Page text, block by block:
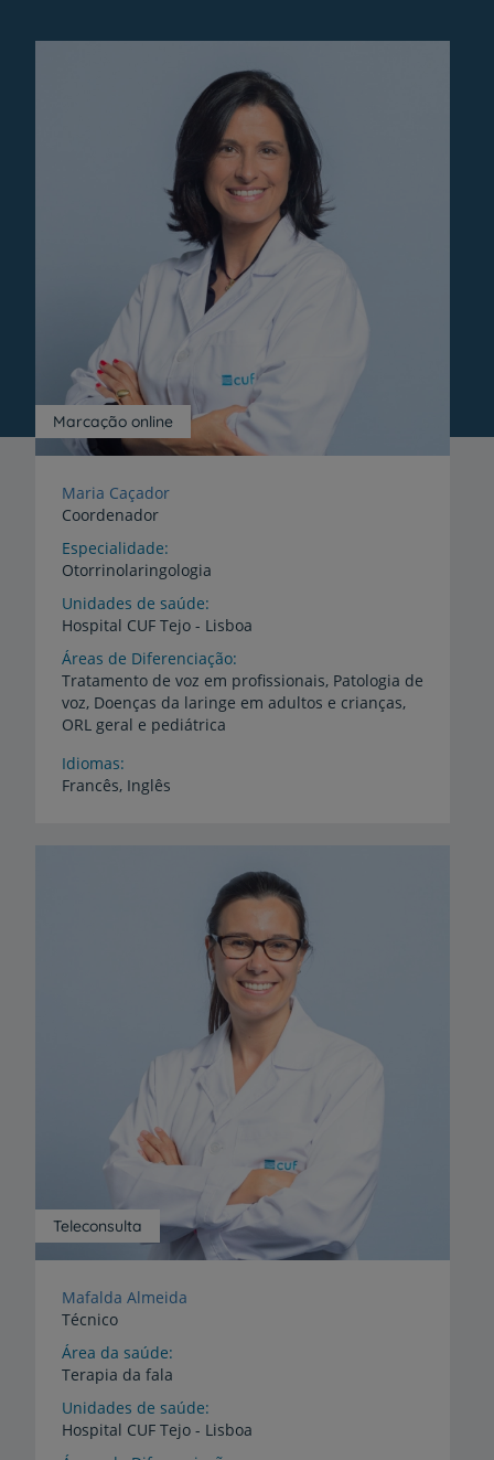
Marcação online
Maria Caçador
Coordenador
Especialidade
Otorrinolaringologia
Unidades de saúde
Hospital CUF Tejo - Lisboa
Áreas de Diferenciação
Tratamento de voz em profissionais, Patologia de
voz, Doenças da laringe em adultos e crianças,
ORL geral e pediátrica
Idiomas
Francês, Inglês
Teleconsulta
Mafalda Almeida
Técnico
Área da saúde
Terapia da fala
Unidades de saúde
Hospital CUF Tejo - Lisboa